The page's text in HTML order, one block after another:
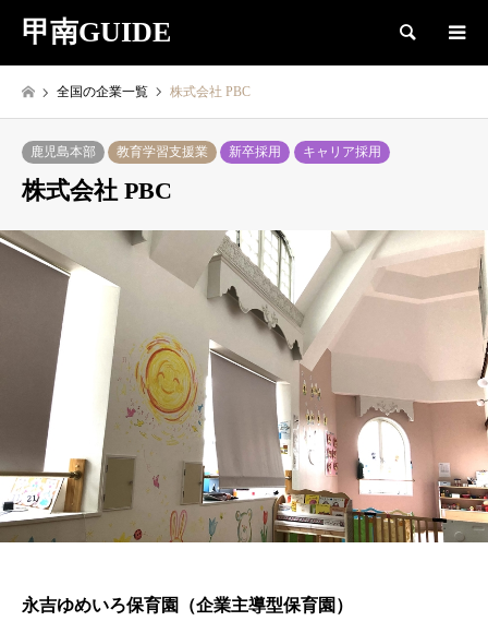
甲南GUIDE 検索
全国の企業一覧 株式会社 PBC
鹿児島本部 教育学習支援業 新卒採用 キャリア採用
株式会社 PBC
永吉ゆめいろ保育園（企業主導型保育園）